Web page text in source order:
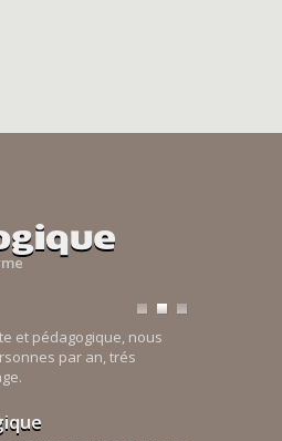
et pédagogique, nous
par an, trés